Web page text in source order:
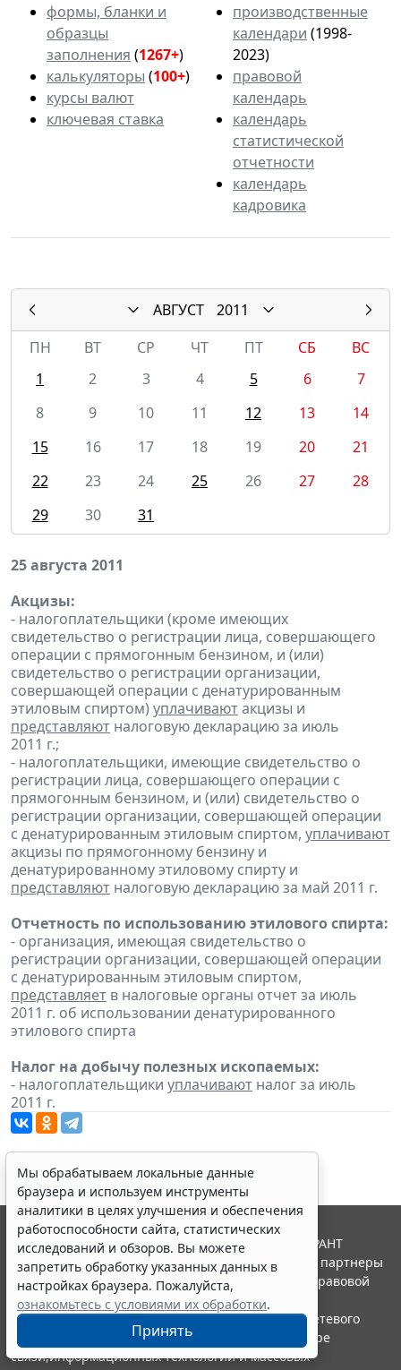
формы, бланки и
образцы
заполнения (1267+)
калькуляторы (100+)
курсы валют
ключевая ставка
производственные
календари (1998-
2023)
правовой
календарь
календарь
статистической
отчетности
календарь
кадровика
АВГУСТ
2011
ПН
ВТ СР ЧТ ПТ СБ
ВС
1
2 3 4 5 6
7
8
9 10 11 12 13
14
15
16 17 18 19 20
21
22
23 24 25 26 27
28
29
30 31
25 августа 2011
Акцизы:
- налогоплательщики (кроме имеющих
свидетельство о регистрации лица, совершающего
операции с прямогонным бензином, и (или)
свидетельство о регистрации организации,
совершающей операции с денатурированным
этиловым спиртом) уплачиваютакцизы и
представляют налоговую декларацию за июль
2011 г.;
- налогоплательщики, имеющие свидетельство о
регистрации лица, совершающего операции с
прямогонным бензином, и (или) свидетельство о
регистрации организации, совершающей операции
с денатурированным этиловым спиртом, уплачивают
акцизы по прямогонному бензину и
денатурированному этиловому спирту и
представляют налоговую декларацию за май 2011 г.
Отчетность по использованию этилового спирта:
- организация, имеющая свидетельство о
регистрации организации, совершающей операции
с денатурированным этиловым спиртом,
представляет в налоговые органы отчет за июль
2011 г. об использовании денатурированного
этилового спирта
Налог на добычу полезных ископаемых:
- налогоплательщики уплачивают налог за июль
2011 г.
Мы обрабатываем локальные данные
браузера и используем инструменты
аналитики в целях улучшения и обеспечения
работоспособности сайта, статистических
исследований и обзоров. Вы можете
запретить обработку указанных данных в
настройках браузера. Пожалуйста,
ознакомьтесь с условиями их обработки.
Принять
© ООО "НПП "ГАРАНТ-СЕРВИС", 2026. Система ГАРАНТ
выпускается с 1990 года. Компания "Гарант" и ее партнеры
являются участниками Российской ассоциации правовой
информации ГАРАНТ.
Портал ГАРАНТ.РУ зарегистрирован в качестве сетевого
издания Федеральной службой по надзору в сфере
связи,информационных технологий и массовых